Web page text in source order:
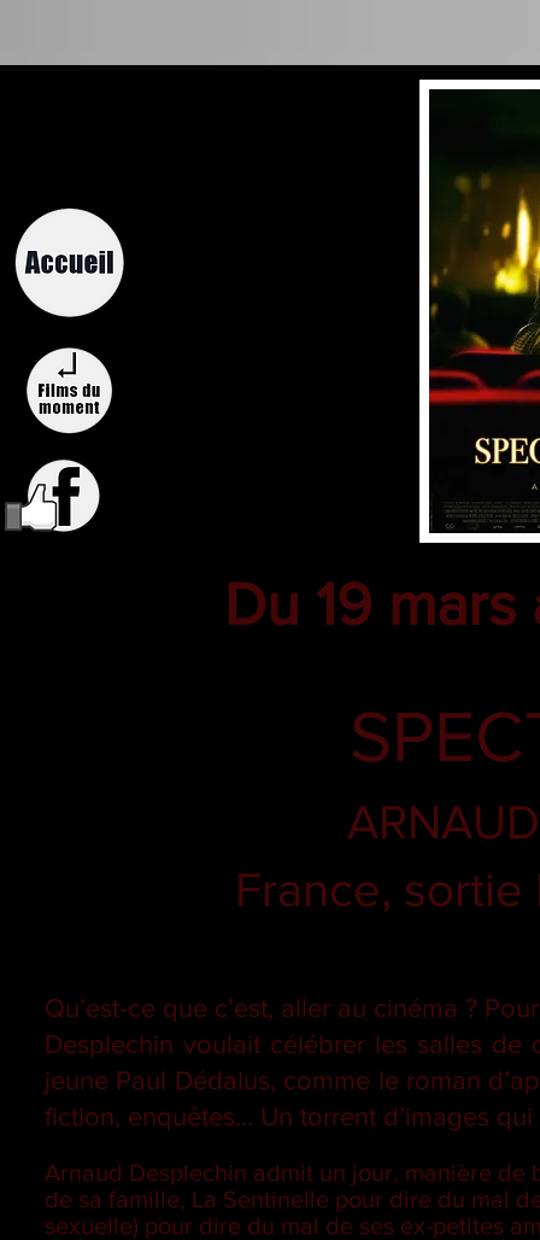
Du 19
France, sortie
Qu’est-ce que c’est, aller au cinéma ?
Desplechin voulait célébrer les salles
jeune Paul Dédalus, comme le roman
fiction, enquêtes… Un torrent d’images
Arnaud Desplechin admit un jour, manière
de sa famille, La Sentinelle pour dire du mal
sexuelle) pour dire du mal de ses ex-petites